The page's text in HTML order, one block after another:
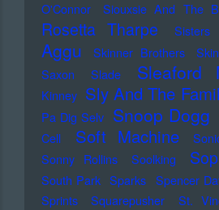
O'Connor
Siouxsie And The
Rosetta Tharpe
Aggu
Skinner Brothers
Saxon
Slade Sleaford
Kinney Sly And The
Pa Dig Selv Snoop Dogg
Cell
Soft Machine
Sonny Rollins
Soolking
South Park Sparks Spencer
Sprints Squarepusher St.